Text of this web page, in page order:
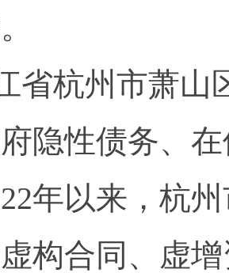
省杭州市萧山
隐性债务、
年以来，杭
构合同、虚